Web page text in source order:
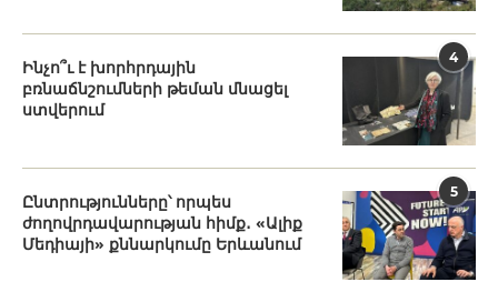
4
Ինչո՞ւ է խորհրդային
բռնաճնշումների թեման մնացել
ստվերում
5
Ընտրությունները՝ որպես
ժողովրդավարության հիմք․ «Ալիք
Մեդիայի» քննարկումը Երևանում